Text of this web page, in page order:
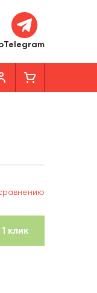
Telegram
клик